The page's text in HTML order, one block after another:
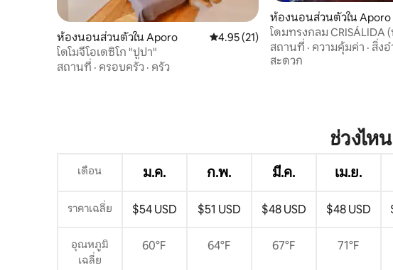
ห้องนอนส่วนตัวใน Aporo คะแนนเฉลี่ย 4.95 จาก 5, 21 รีวิว
4.95 (21)
โดโมจีโอเดซิโก "ปูปา"
สถานที่ · ครอบครัว · ครัว
ห้องนอนส่วนตัวใน Aporo
โดมทรงกลม CRISÁLIDA
สถานที่ · ความคุ้มค่า · สิ่ง
สะดวก
ช่วงไห
เดือน ม.ค. ก.พ. มี.ค. เม.ย.
ราคาเฉลี่ย $54 USD $51 USD $48 USD $48 USD
อุณหภูมิ
เฉลี่ย
60°F 64°F 67°F 71°F